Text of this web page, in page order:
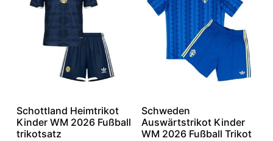
Schottland Heimtrikot
Kinder WM 2026 Fußball
trikotsatz
Schweden
Auswärtstrikot Kinder
WM 2026 Fußball Trikot